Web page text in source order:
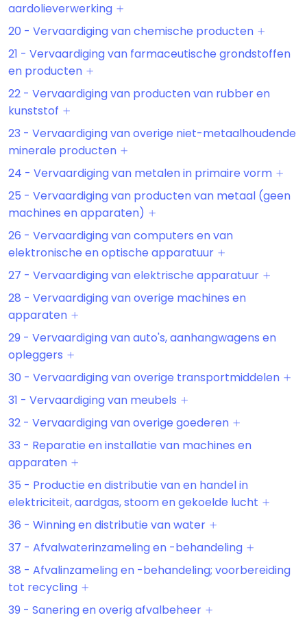
aardolieverwerking
20 - Vervaardiging van chemische producten
21 - Vervaardiging van farmaceutische grondstoffen
en producten
22 - Vervaardiging van producten van rubber en
kunststof
23 - Vervaardiging van overige niet-metaalhoudende
minerale producten
24 - Vervaardiging van metalen in primaire vorm
25 - Vervaardiging van producten van metaal (geen
machines en apparaten)
26 - Vervaardiging van computers en van
elektronische en optische apparatuur
27 - Vervaardiging van elektrische apparatuur
28 - Vervaardiging van overige machines en
apparaten
29 - Vervaardiging van auto's, aanhangwagens en
opleggers
30 - Vervaardiging van overige transportmiddelen
31 - Vervaardiging van meubels
32 - Vervaardiging van overige goederen
33 - Reparatie en installatie van machines en
apparaten
35 - Productie en distributie van en handel in
elektriciteit, aardgas, stoom en gekoelde lucht
36 - Winning en distributie van water
37 - Afvalwaterinzameling en -behandeling
38 - Afvalinzameling en -behandeling; voorbereiding
tot recycling
39 - Sanering en overig afvalbeheer